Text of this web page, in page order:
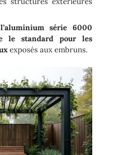
l’aluminium série 6000
le standard pour les
exposés aux embruns.